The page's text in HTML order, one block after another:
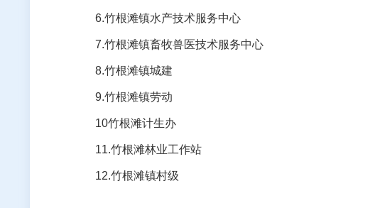
6.竹根滩镇水产技术服务中心
7.竹根滩镇畜牧兽医技术服务中心
8.竹根滩镇城建
9.竹根滩镇劳动
10竹根滩计生办
11.竹根滩林业工作站
12.竹根滩镇村级